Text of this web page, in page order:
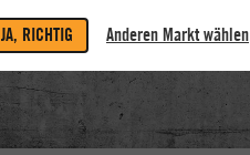
JA, RICHTIG Anderen Markt wählen